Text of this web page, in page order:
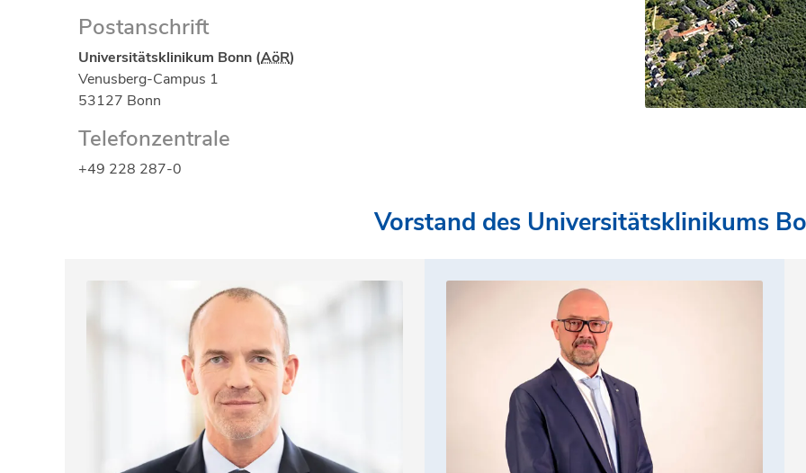
Postanschrift
Universitätsklinikum Bonn (AöR)
Venusberg-Campus 1
53127 Bonn
Telefonzentrale
+49 228 287-0
Vorstand des Universitätsklinikums